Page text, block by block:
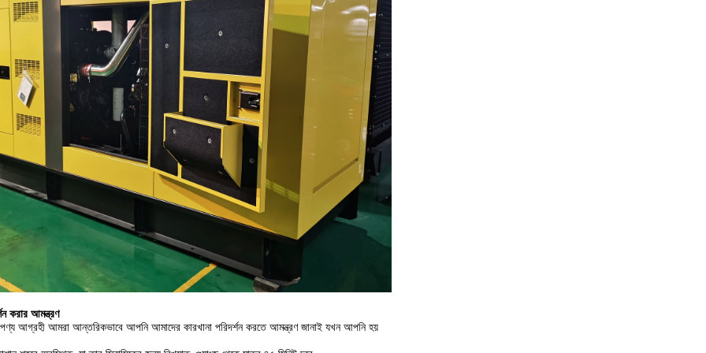
করার আমন্ত্রণ
আগ্রহী আমরা আন্তরিকভাবে আপনি আমাদের কারখানা পরিদর্শন করতে আমন্ত্রণ জানাই যখন আপনি হয়